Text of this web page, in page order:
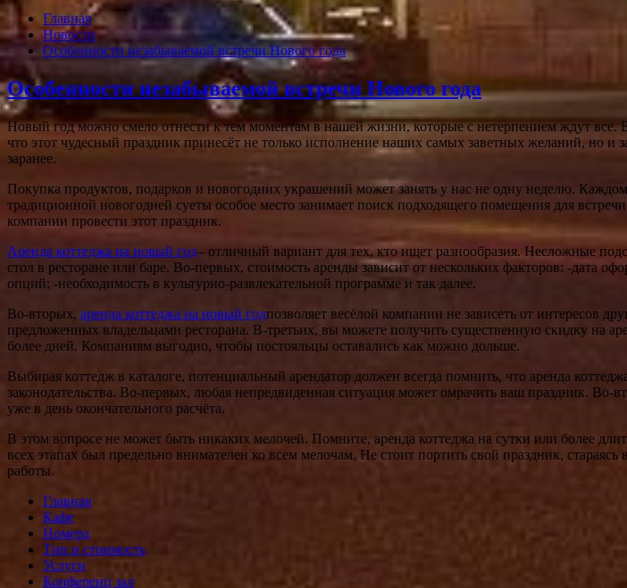
Главная
Новости
Особенности незабываемой встречи Нового года
Особенности незабываемой встречи Нового года
Новый год можно смело отнести к тем моментам в нашей жизни, которые с нетерпением ждут все.
что этот чудесный праздник принесёт не только исполнение наших самых заветных желаний, но и
заранее.
Покупка продуктов, подарков и новогодних украшений может занять у нас не одну неделю.
традиционной новогодней суеты особое место занимает поиск подходящего помещения для
компании провести этот праздник.
Аренда коттеджа на новый год– отличный вариант для тех, кто ищет разнообразия. Несложные
стол в ресторане или баре. Во-первых, стоимость аренды зависит от нескольких факторов: -дата
опций; -необходимость в культурно-развлекательной программе и так далее.
Во-вторых, аренда коттеджа на новый годпозволяет весёлой компании не зависеть от интересов
предложенных владельцами ресторана. В-третьих, вы можете получить существенную скидку на
более дней. Компаниям выгодно, чтобы постояльцы оставались как можно дольше.
Выбирая коттедж в каталоге, потенциальный арендатор должен всегда помнить, что аренда
законодательства. Во-первых, любая непредвиденная ситуация может омрачить ваш праздник.
уже в день окончательного расчёта.
В этом вопросе не может быть никаких мелочей. Помните, аренда коттеджа на сутки или более
всех этапах был предельно внимателен ко всем мелочам. Не стоит портить свой праздник,
работы.
Главная
Кафе
Номера
Тип и стоимость
Услуги
Конференц зал